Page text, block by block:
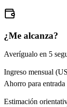
¿Me alcanza?
Averígualo en 5
Ingreso mensual (
Ahorro para entrada
Estimación